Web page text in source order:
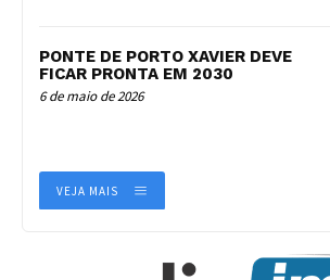
PONTE DE PORTO XAVIER DEVE
FICAR PRONTA EM 2030
6 de maio de 2026
VEJA MAIS